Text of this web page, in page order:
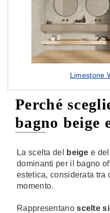
Limestone
Perché
bagno beige
La scelta del beige e del
dominanti per il bagno
estetica, considerata tra
momento.
Rappresentanoscelte